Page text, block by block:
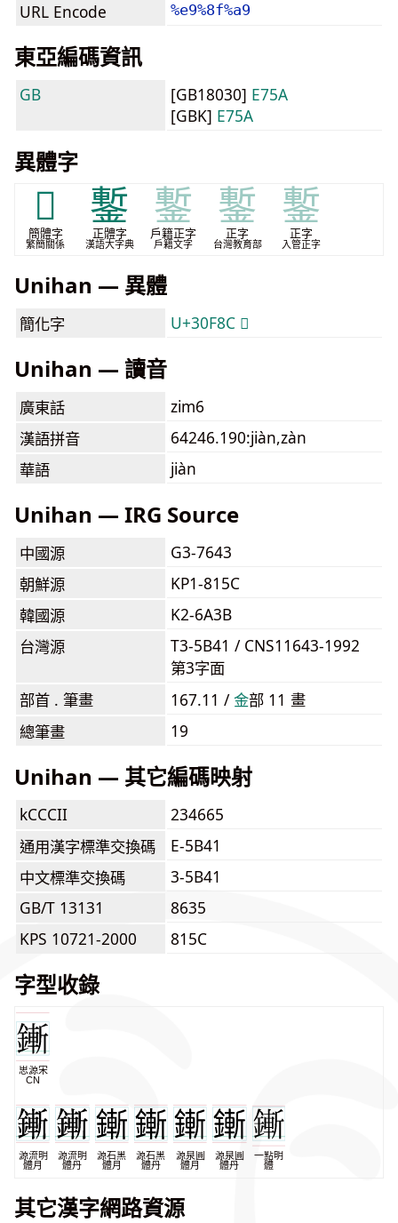
URL Encode %e9%8f%a9
東亞編碼資訊
GB [GB18030] E75A
[GBK] E75A
異體字
𰾌
簡體字
繁簡關係
鏨
正體字
漢語大字典
鏨
戶籍正字
戶籍文字
鏨
正字
台灣教育部
鏨
正字
入管正字
Unihan — 異體
簡化字 U+30F8C 𰾌
Unihan — 讀音
廣東話
zim6
漢語拼音
64246.190:jiàn,zàn
華語
jiàn
Unihan — IRG Source
中國源
G3-7643
朝鮮源
KP1-815C
韓國源
K2-6A3B
台灣源
T3-5B41 / CNS11643-1992
第3字面
部首 . 筆畫
167.11 /⾦部 11 畫
總筆畫
19
Unihan — 其它編碼映射
kCCCII
234665
通用漢字標準交換碼
E-5B41
中文標準交換碼
3-5B41
GB/T 13131
8635
KPS 10721-2000
815C
字型收錄
思源宋
CN
源流明
體月
源流明
體丹
源石黑
體月
源石黑
體丹
源泉圓
體月
源泉圓
體丹
一點明
體
其它漢字網路資源